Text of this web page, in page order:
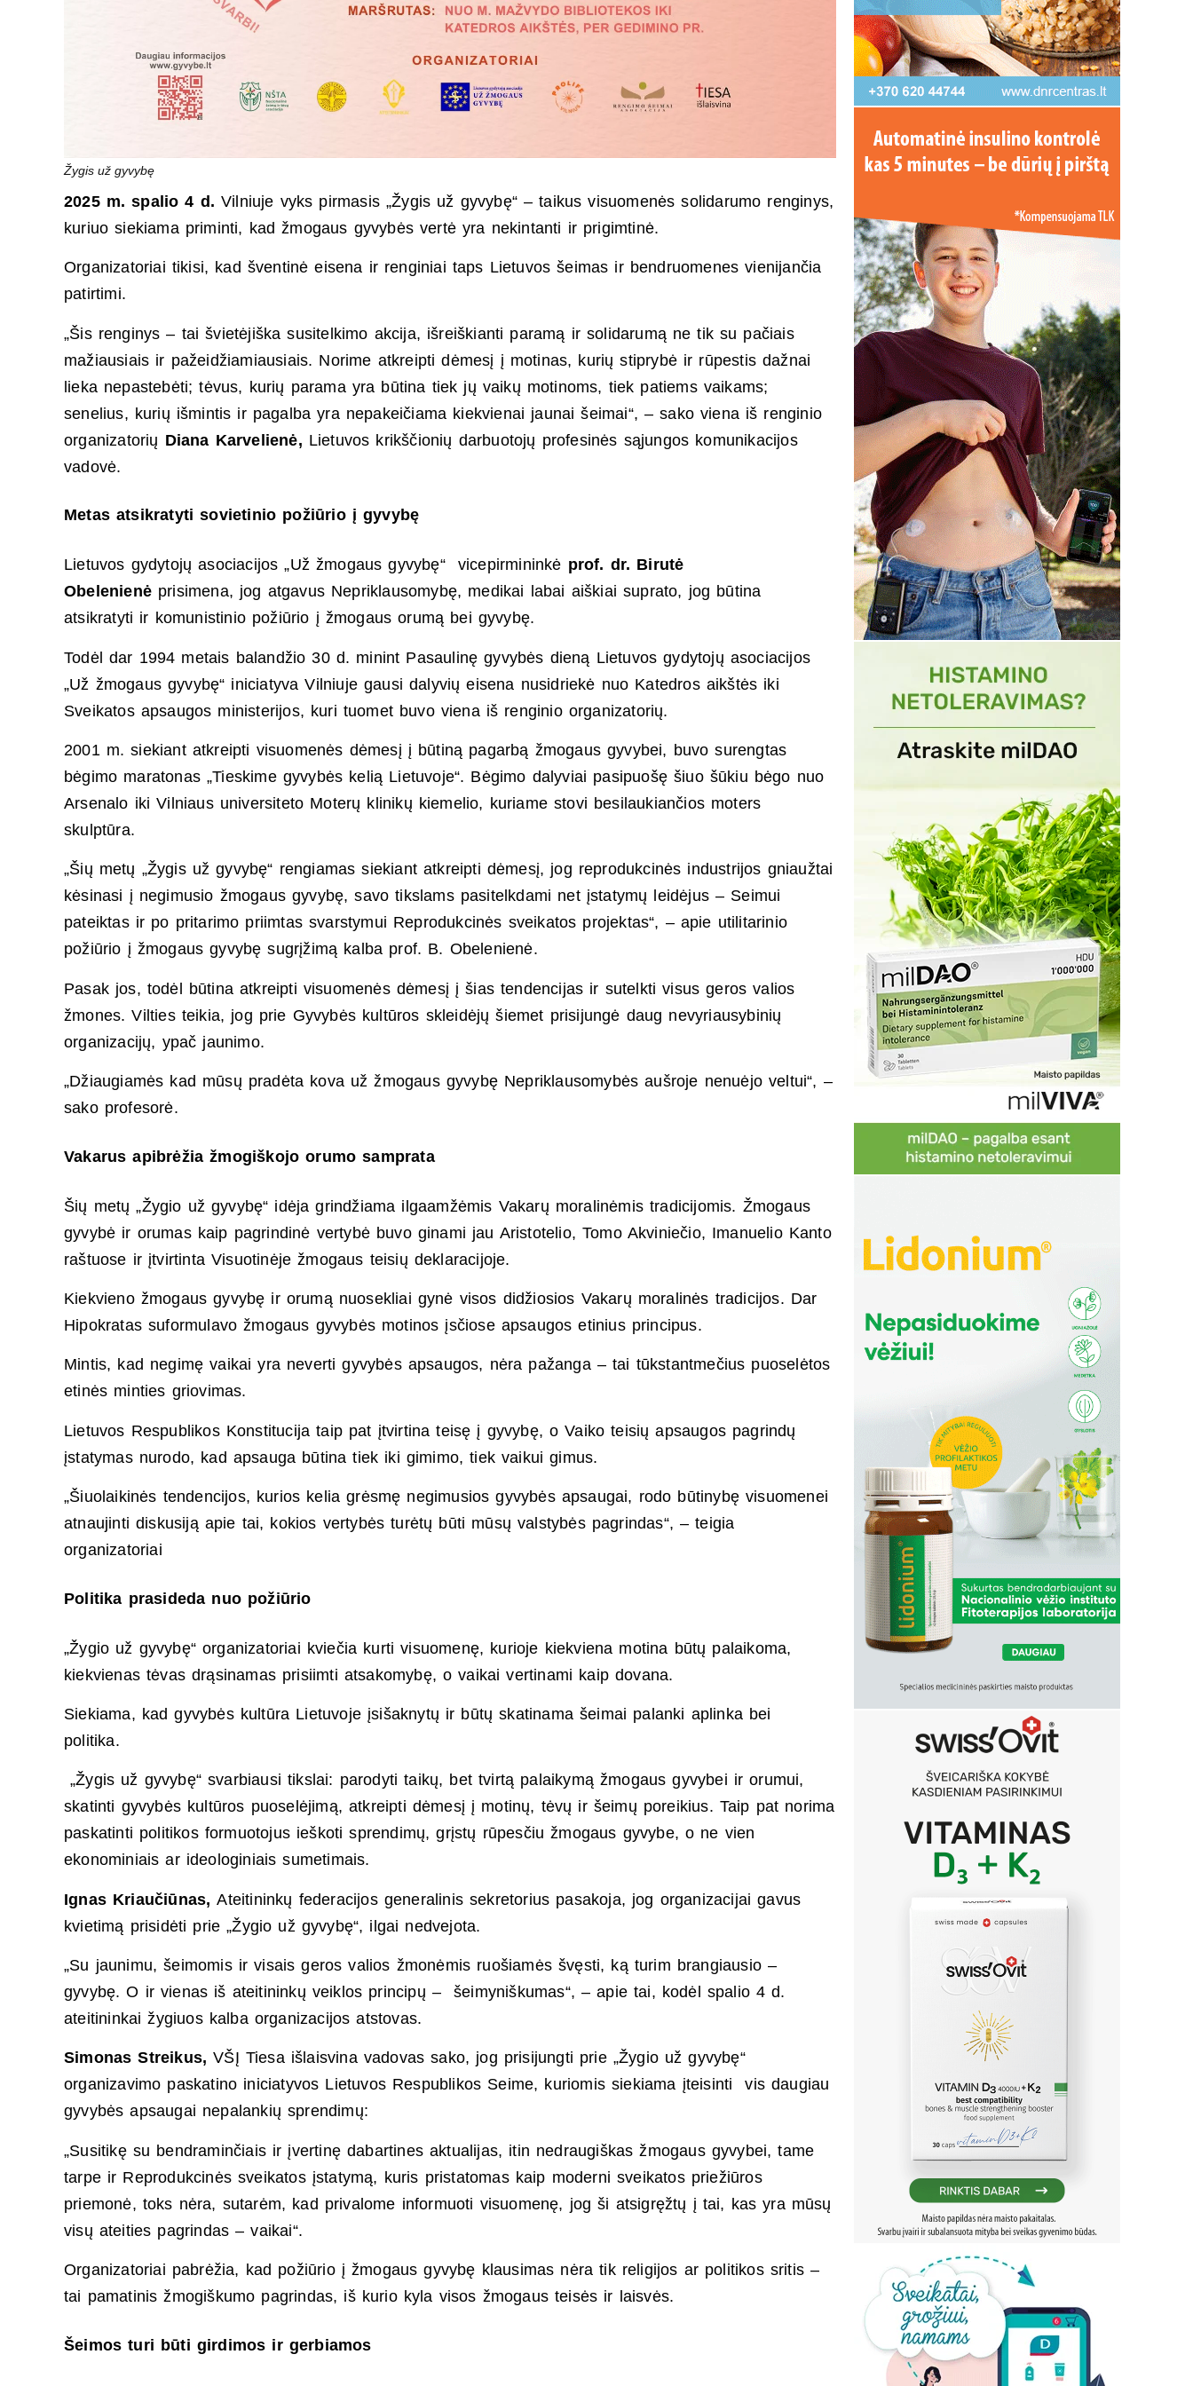
Žygis už gyvybę
2025 m. spalio 4 d. Vilniuje vyks pirmasis „Žygis už gyvybę“ – taikus visuomenės solidarumo renginys,
kuriuo siekiama priminti, kad žmogaus gyvybės vertė yra nekintanti ir prigimtinė.
Organizatoriai tikisi, kad šventinė eisena ir renginiai taps Lietuvos šeimas ir bendruomenes vienijančia
patirtimi.
„Šis renginys – tai švietėjiška susitelkimo akcija, išreiškianti paramą ir solidarumą ne tik su pačiais
mažiausiais ir pažeidžiamiausiais. Norime atkreipti dėmesį į motinas, kurių stiprybė ir rūpestis dažnai
lieka nepastebėti; tėvus, kurių parama yra būtina tiek jų vaikų motinoms, tiek patiems vaikams;
senelius, kurių išmintis ir pagalba yra nepakeičiama kiekvienai jaunai šeimai“, – sako viena iš renginio
organizatorių Diana Karvelienė, Lietuvos krikščionių darbuotojų profesinės sąjungos komunikacijos
vadovė.
Metas atsikratyti sovietinio požiūrio į gyvybę
Lietuvos gydytojų asociacijos „Už žmogaus gyvybę“ vicepirmininkė prof. dr. Birutė
Obelenienė prisimena, jog atgavus Nepriklausomybę, medikai labai aiškiai suprato, jog būtina
atsikratyti ir komunistinio požiūrio į žmogaus orumą bei gyvybę.
Todėl dar 1994 metais balandžio 30 d. minint Pasaulinę gyvybės dieną Lietuvos gydytojų asociacijos
„Už žmogaus gyvybę“ iniciatyva Vilniuje gausi dalyvių eisena nusidriekė nuo Katedros aikštės iki
Sveikatos apsaugos ministerijos, kuri tuomet buvo viena iš renginio organizatorių.
2001 m. siekiant atkreipti visuomenės dėmesį į būtiną pagarbą žmogaus gyvybei, buvo surengtas
bėgimo maratonas „Tieskime gyvybės kelią Lietuvoje“. Bėgimo dalyviai pasipuošę šiuo šūkiu bėgo nuo
Arsenalo iki Vilniaus universiteto Moterų klinikų kiemelio, kuriame stovi besilaukiančios moters
skulptūra.
„Šių metų „Žygis už gyvybę“ rengiamas siekiant atkreipti dėmesį, jog reprodukcinės industrijos gniaužtai
kėsinasi į negimusio žmogaus gyvybę, savo tikslams pasitelkdami net įstatymų leidėjus – Seimui
pateiktas ir po pritarimo priimtas svarstymui Reprodukcinės sveikatos projektas“, – apie utilitarinio
požiūrio į žmogaus gyvybę sugrįžimą kalba prof. B. Obelenienė.
Pasak jos, todėl būtina atkreipti visuomenės dėmesį į šias tendencijas ir sutelkti visus geros valios
žmones. Vilties teikia, jog prie Gyvybės kultūros skleidėjų šiemet prisijungė daug nevyriausybinių
organizacijų, ypač jaunimo.
„Džiaugiamės kad mūsų pradėta kova už žmogaus gyvybę Nepriklausomybės aušroje nenuėjo veltui“, –
sako profesorė.
Vakarus apibrėžia žmogiškojo orumo samprata
Šių metų „Žygio už gyvybę“ idėja grindžiama ilgaamžėmis Vakarų moralinėmis tradicijomis. Žmogaus
gyvybė ir orumas kaip pagrindinė vertybė buvo ginami jau Aristotelio, Tomo Akviniečio, Imanuelio Kanto
raštuose ir įtvirtinta Visuotinėje žmogaus teisių deklaracijoje.
Kiekvieno žmogaus gyvybę ir orumą nuosekliai gynė visos didžiosios Vakarų moralinės tradicijos. Dar
Hipokratas suformulavo žmogaus gyvybės motinos įsčiose apsaugos etinius principus.
Mintis, kad negimę vaikai yra neverti gyvybės apsaugos, nėra pažanga – tai tūkstantmečius puoselėtos
etinės minties griovimas.
Lietuvos Respublikos Konstitucija taip pat įtvirtina teisę į gyvybę, o Vaiko teisių apsaugos pagrindų
įstatymas nurodo, kad apsauga būtina tiek iki gimimo, tiek vaikui gimus.
„Šiuolaikinės tendencijos, kurios kelia grėsmę negimusios gyvybės apsaugai, rodo būtinybę visuomenei
atnaujinti diskusiją apie tai, kokios vertybės turėtų būti mūsų valstybės pagrindas“, – teigia
organizatoriai
Politika prasideda nuo požiūrio
„Žygio už gyvybę“ organizatoriai kviečia kurti visuomenę, kurioje kiekviena motina būtų palaikoma,
kiekvienas tėvas drąsinamas prisiimti atsakomybę, o vaikai vertinami kaip dovana.
Siekiama, kad gyvybės kultūra Lietuvoje įsišaknytų ir būtų skatinama šeimai palanki aplinka bei
politika.
„Žygis už gyvybę“ svarbiausi tikslai: parodyti taikų, bet tvirtą palaikymą žmogaus gyvybei ir orumui,
skatinti gyvybės kultūros puoselėjimą, atkreipti dėmesį į motinų, tėvų ir šeimų poreikius. Taip pat norima
paskatinti politikos formuotojus ieškoti sprendimų, grįstų rūpesčiu žmogaus gyvybe, o ne vien
ekonominiais ar ideologiniais sumetimais.
Ignas Kriaučiūnas,Ateitininkų federacijos generalinis sekretorius pasakoja, jog organizacijai gavus
kvietimą prisidėti prie „Žygio už gyvybę“, ilgai nedvejota.
„Su jaunimu, šeimomis ir visais geros valios žmonėmis ruošiamės švęsti, ką turim brangiausio –
gyvybę. O ir vienas iš ateitininkų veiklos principų – šeimyniškumas“, – apie tai, kodėl spalio 4 d.
ateitininkai žygiuos kalba organizacijos atstovas.
Simonas Streikus,VŠĮ Tiesa išlaisvina vadovas sako, jog prisijungti prie „Žygio už gyvybę“
organizavimo paskatino iniciatyvos Lietuvos Respublikos Seime, kuriomis siekiama įteisinti vis daugiau
gyvybės apsaugai nepalankių sprendimų:
„Susitikę su bendraminčiais ir įvertinę dabartines aktualijas, itin nedraugiškas žmogaus gyvybei, tame
tarpe ir Reprodukcinės sveikatos įstatymą, kuris pristatomas kaip moderni sveikatos priežiūros
priemonė, toks nėra, sutarėm, kad privalome informuoti visuomenę, jog ši atsigręžtų į tai, kas yra mūsų
visų ateities pagrindas – vaikai“.
Organizatoriai pabrėžia, kad požiūrio į žmogaus gyvybę klausimas nėra tik religijos ar politikos sritis –
tai pamatinis žmogiškumo pagrindas, iš kurio kyla visos žmogaus teisės ir laisvės.
Šeimos turi būti girdimos ir gerbiamos